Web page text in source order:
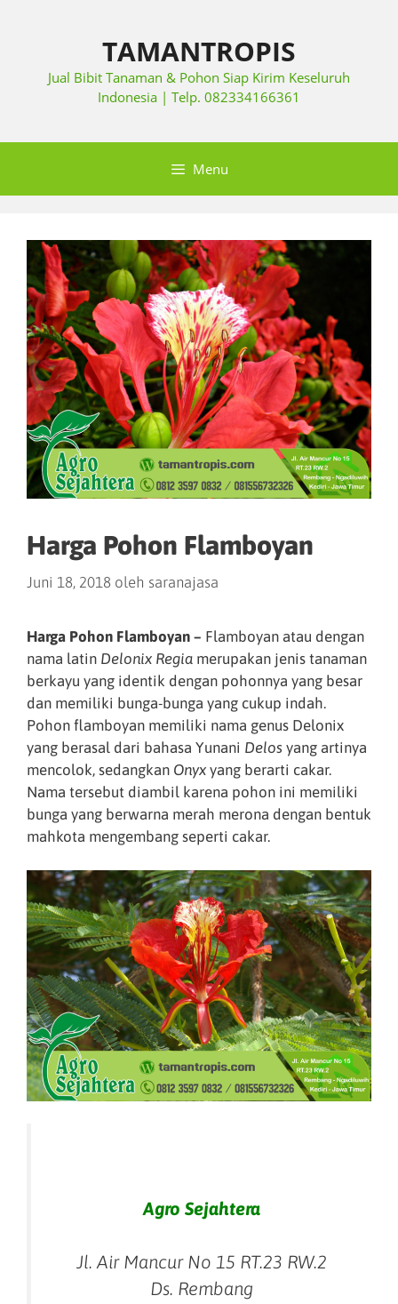
TAMANTROPIS
Jual Bibit Tanaman & Pohon Siap Kirim Keseluruh
Indonesia | Telp. 082334166361
Menu
Harga Pohon Flamboyan
Juni 18, 2018 oleh saranajasa
Harga Pohon Flamboyan – Flamboyan atau dengan
nama latin Delonix Regia merupakan jenis tanaman
berkayu yang identik dengan pohonnya yang besar
dan memiliki bunga-bunga yang cukup indah.
Pohon flamboyan memiliki nama genus Delonix
yang berasal dari bahasa Yunani Delos yang artinya
mencolok, sedangkan Onyx yang berarti cakar.
Nama tersebut diambil karena pohon ini memiliki
bunga yang berwarna merah merona dengan bentuk
mahkota mengembang seperti cakar.
Agro Sejahtera
Jl. Air Mancur No 15 RT.23 RW.2
Ds. Rembang